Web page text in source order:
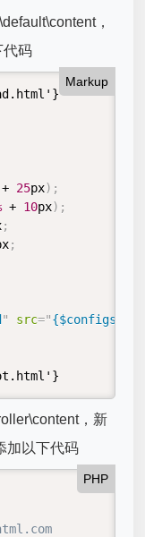
，
代码
Markup
25px) ;
+ 10px) ;
;
;
" src="
，新
加以下代码
PHP